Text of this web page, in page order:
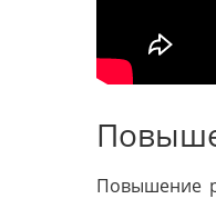
Повышение